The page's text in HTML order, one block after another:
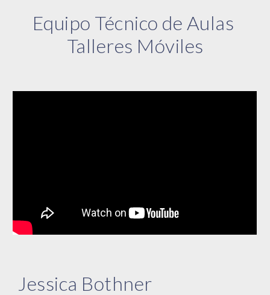
Equipo Técnico de Aulas
Talleres Móviles
Jessica Bothner